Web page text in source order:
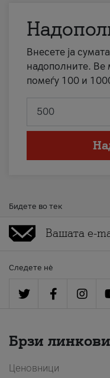
Внесете ја
надополните. Ве
помеѓу 100 и
Бидете во тек
Следете нè
Брзи линкови
Ценовници